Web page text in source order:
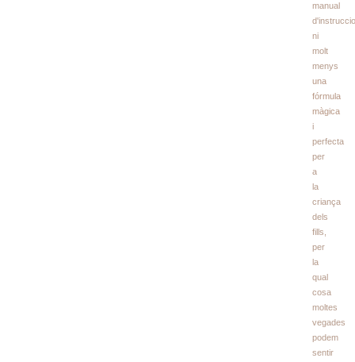
manual
ni
molt
menys
una
fórmula
màgica
i
perfecta
per
a
la
criança
dels
fills,
per
la
qual
cosa
moltes
vegades
podem
sentir